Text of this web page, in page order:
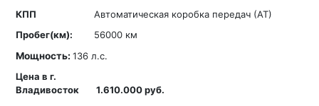
Автоматическая коробка передач (АТ)
56000 км
Мощность:136 л.с.
1.610.000 руб.